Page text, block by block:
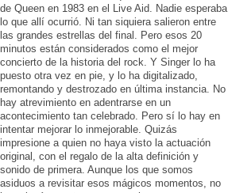
de Queen en 1983 en el Live Aid. Nadie esperaba
lo que allí ocurrió. Ni tan siquiera salieron entre
las grandes estrellas del final. Pero esos 20
minutos están considerados como el mejor
concierto de la historia del rock. Y Singer lo ha
puesto otra vez en pie, y lo ha digitalizado,
remontando y destrozado en última instancia. No
hay atrevimiento en adentrarse en un
acontecimiento tan celebrado. Pero sí lo hay en
intentar mejorar lo inmejorable. Quizás
impresione a quien no haya visto la actuación
original, con el regalo de la alta definición y
sonido de primera. Aunque los que somos
asiduos a revisitar esos mágicos momentos, no